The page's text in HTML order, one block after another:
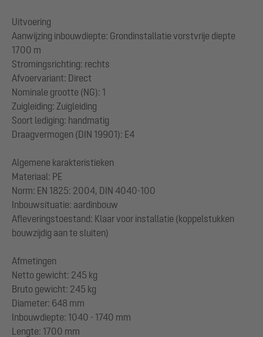
Uitvoering
Aanwijzing inbouwdiepte: Grondinstallatie vorstvrije diepte
1700 m
Stromingsrichting: rechts
Afvoervariant: Direct
Nominale grootte (NG): 1
Zuigleiding: Zuigleiding
Soort lediging: handmatig
Draagvermogen (DIN 19901): E4
Algemene karakteristieken
Materiaal: PE
Norm: EN 1825: 2004, DIN 4040-100
Inbouwsituatie: aardinbouw
Afleveringstoestand: Klaar voor installatie (koppelstukken
bouwzijdig aan te sluiten)
Afmetingen
Netto gewicht: 245 kg
Bruto gewicht: 245 kg
Diameter: 648 mm
Inbouwdiepte: 1040 - 1740 mm
Lengte: 1700 mm